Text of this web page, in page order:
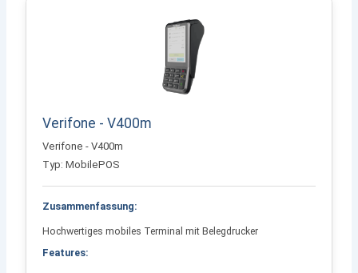
Verifone - V400m
Verifone - V400m
Typ: MobilePOS
Zusammenfassung:
Hochwertiges mobiles Terminal mit Belegdrucker
Features: